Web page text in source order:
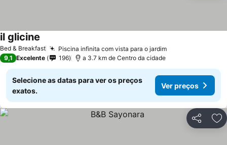
Bed & Breakfast Piscina infinita com vista para o jardim
il glicine
9,1 Excelente 196 a 3.7 km de Centro da cidade
Selecione as datas para ver os preços
exatos.
Ver preços
Partilhar